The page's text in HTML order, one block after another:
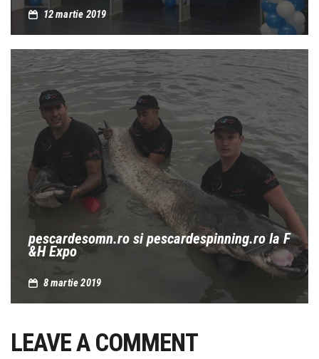
12 martie 2019
pescardesomn.ro si pescardespinning.ro la F
&H Expo
8 martie 2019
LEAVE A COMMENT